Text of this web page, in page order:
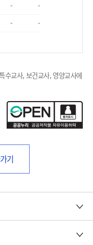
-
-
- -
수교사, 보건교사, 영양교사에
기